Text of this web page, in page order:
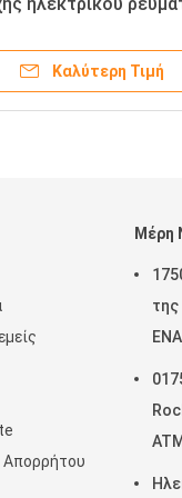
με
Καλύτερη Τιμή
Απορρήτου
Μέρη
της